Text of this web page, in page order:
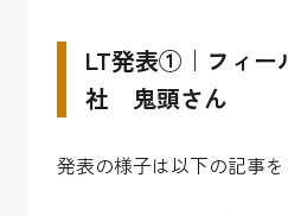
LT発表①｜フィー
社 鬼頭さん
発表の様子は以下の記事を